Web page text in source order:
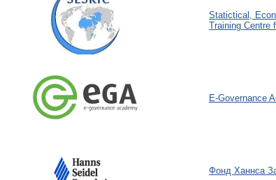
Statictical,
Training Centre
E-Governance
Фонд Ханнса